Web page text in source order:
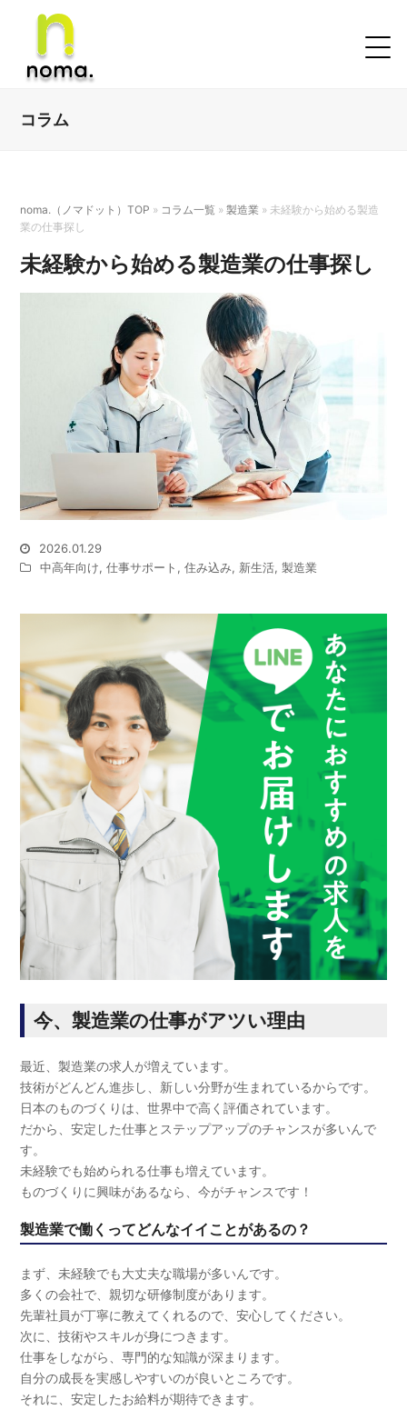
コラム
noma.（ノマドット）TOP » コラム一覧 »製造業 » 未経験から始める製造
業の仕事探し
未経験から始める製造業の仕事探し
2026.01.29
中高年向け,仕事サポート ,住み込み, 新生活,製造業
今、製造業の仕事がアツい理由
最近、製造業の求人が増えています。
技術がどんどん進歩し、新しい分野が生まれているからです。
日本のものづくりは、世界中で高く評価されています。
だから、安定した仕事とステップアップのチャンスが多いんで
す。
未経験でも始められる仕事も増えています。
ものづくりに興味があるなら、今がチャンスです！
製造業で働くってどんなイイことがあるの？
まず、未経験でも大丈夫な職場が多いんです。
多くの会社で、親切な研修制度があります。
先輩社員が丁寧に教えてくれるので、安心してください。
次に、技術やスキルが身につきます。
仕事をしながら、専門的な知識が深まります。
自分の成長を実感しやすいのが良いところです。
それに、安定したお給料が期待できます。